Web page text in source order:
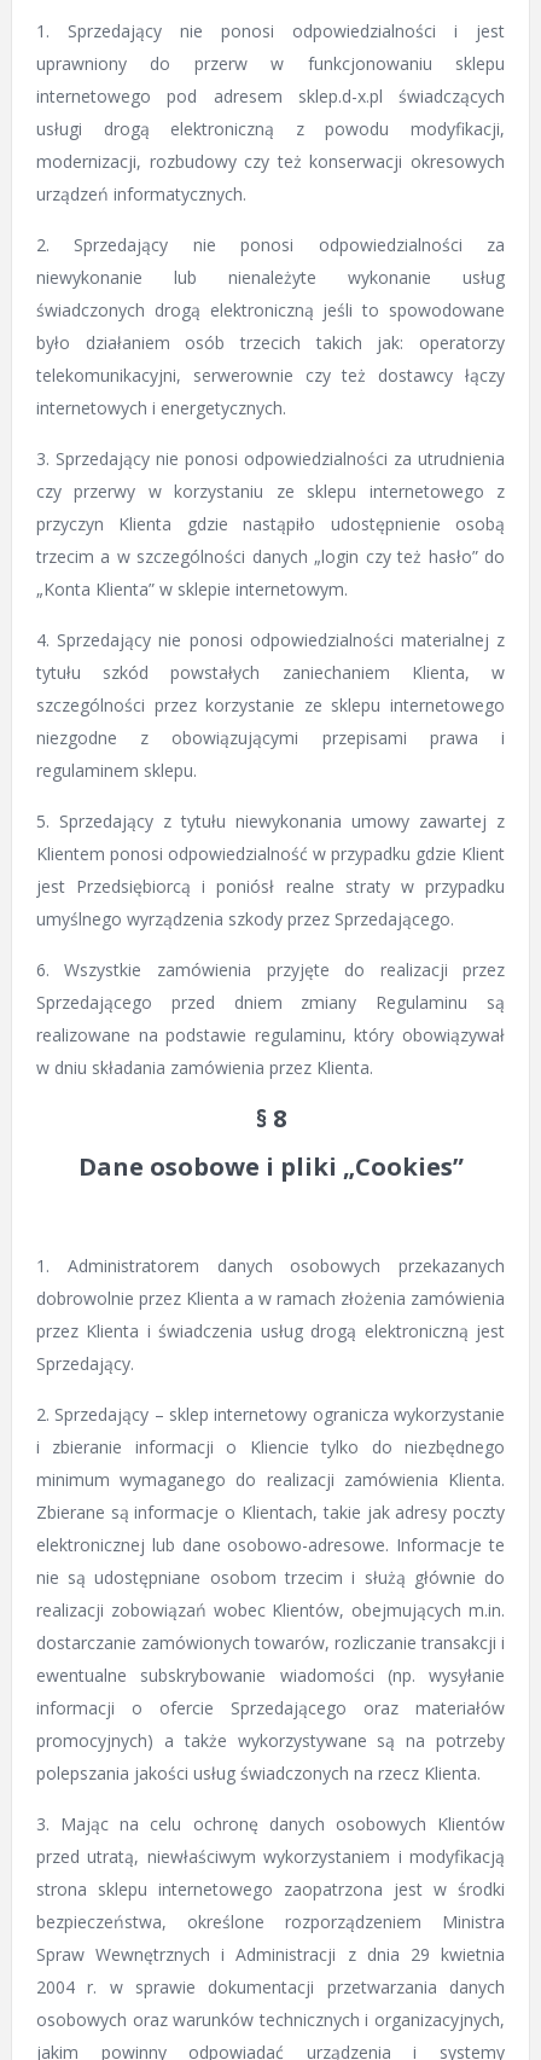
1. Sprzedający nie ponosi odpowiedzialności i jest
uprawniony do przerw w funkcjonowaniu sklepu
internetowego pod adresem sklep.d-x.pl świadczących
usługi drogą elektroniczną z powodu modyfikacji,
modernizacji, rozbudowy czy też konserwacji okresowych
urządzeń informatycznych.
2. Sprzedający nie ponosi odpowiedzialności za
niewykonanie lub nienależyte wykonanie usług
świadczonych drogą elektroniczną jeśli to spowodowane
było działaniem osób trzecich takich jak: operatorzy
telekomunikacyjni, serwerownie czy też dostawcy łączy
internetowych i energetycznych.
3. Sprzedający nie ponosi odpowiedzialności za utrudnienia
czy przerwy w korzystaniu ze sklepu internetowego z
przyczyn Klienta gdzie nastąpiło udostępnienie osobą
trzecim a w szczególności danych „login czy też hasło” do
„Konta Klienta” w sklepie internetowym.
4. Sprzedający nie ponosi odpowiedzialności materialnej z
tytułu szkód powstałych zaniechaniem Klienta, w
szczególności przez korzystanie ze sklepu internetowego
niezgodne z obowiązującymi przepisami prawa i
regulaminem sklepu.
5. Sprzedający z tytułu niewykonania umowy zawartej z
Klientem ponosi odpowiedzialność w przypadku gdzie Klient
jest Przedsiębiorcą i poniósł realne straty w przypadku
umyślnego wyrządzenia szkody przez Sprzedającego.
6. Wszystkie zamówienia przyjęte do realizacji przez
Sprzedającego przed dniem zmiany Regulaminu są
realizowane na podstawie regulaminu, który obowiązywał
w dniu składania zamówienia przez Klienta.
§ 8
Dane osobowe i pliki „Cookies”
1. Administratorem danych osobowych przekazanych
dobrowolnie przez Klienta a w ramach złożenia zamówienia
przez Klienta i świadczenia usług drogą elektroniczną jest
Sprzedający.
2. Sprzedający – sklep internetowy ogranicza wykorzystanie
i zbieranie informacji o Kliencie tylko do niezbędnego
minimum wymaganego do realizacji zamówienia Klienta.
Zbierane są informacje o Klientach, takie jak adresy poczty
elektronicznej lub dane osobowo-adresowe. Informacje te
nie są udostępniane osobom trzecim i służą głównie do
realizacji zobowiązań wobec Klientów, obejmujących m.in.
dostarczanie zamówionych towarów, rozliczanie transakcji i
ewentualne subskrybowanie wiadomości (np. wysyłanie
informacji o ofercie Sprzedającego oraz materiałów
promocyjnych) a także wykorzystywane są na potrzeby
polepszania jakości usług świadczonych na rzecz Klienta.
3. Mając na celu ochronę danych osobowych Klientów
przed utratą, niewłaściwym wykorzystaniem i modyfikacją
strona sklepu internetowego zaopatrzona jest w środki
bezpieczeństwa, określone rozporządzeniem Ministra
Spraw Wewnętrznych i Administracji z dnia 29 kwietnia
2004 r. w sprawie dokumentacji przetwarzania danych
osobowych oraz warunków technicznych i organizacyjnych,
jakim powinny odpowiadać urządzenia i systemy